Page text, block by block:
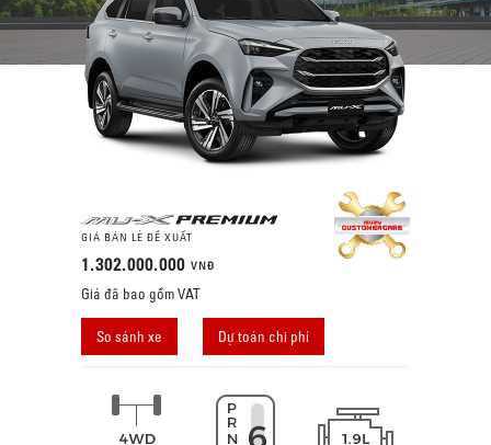
GIÁ BÁN LẺ ĐỀ XUẤT
1.302.000.000 VNĐ
Giá đã bao gồm VAT
So sánh xe Dự toán chi phí